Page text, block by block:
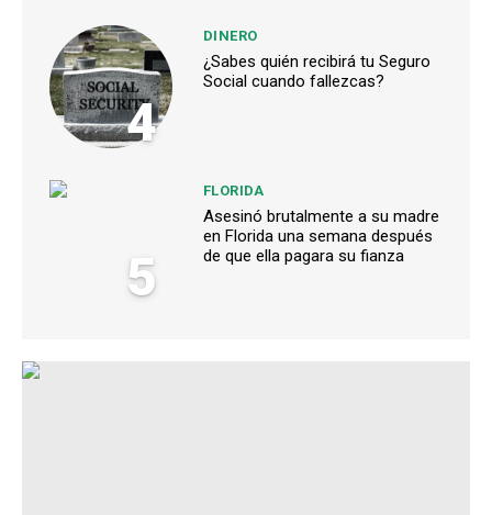
4
DINERO
¿Sabes quién recibirá tu Seguro
Social cuando fallezcas?
5
FLORIDA
Asesinó brutalmente a su madre
en Florida una semana después
de que ella pagara su fianza